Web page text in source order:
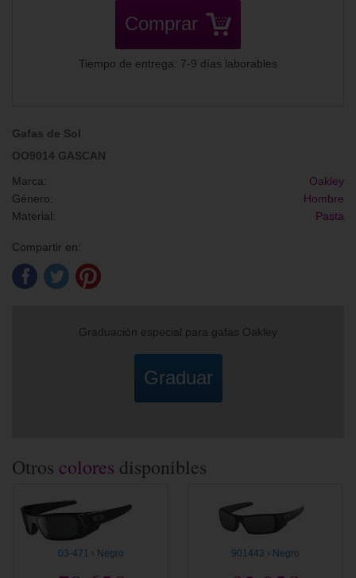
Comprar
Tiempo de entrega: 7-9 días laborables
Gafas de Sol
OO9014 GASCAN
Marca:
Oakley
Género:
Hombre
Material:
Pasta
Compartir en:
Graduación especial para gafas Oakley
Graduar
Otros colores disponibles
03-471 › Negro 901443 › Negro